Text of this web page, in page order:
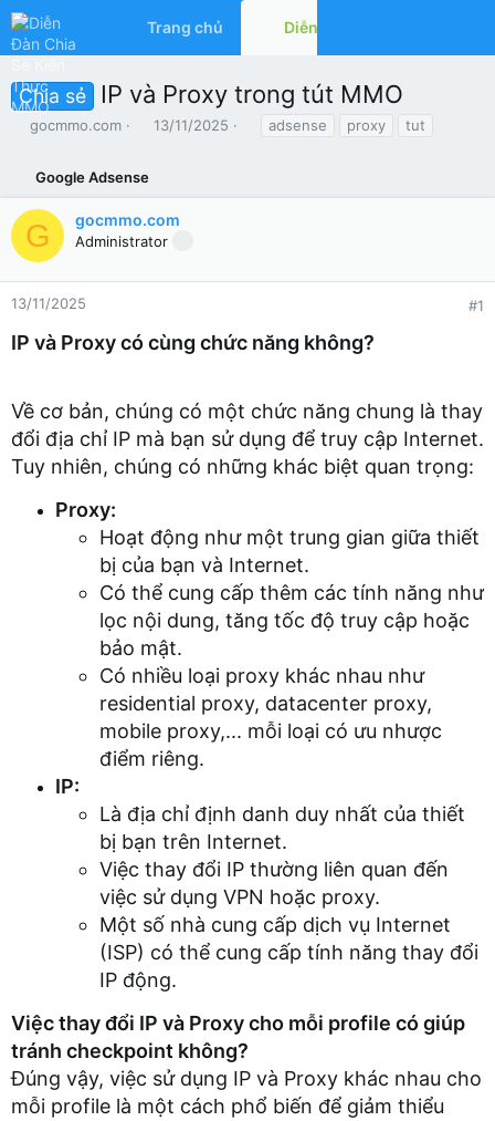
Trang chủ Diễn đàn
Chia sẻ IP và Proxy trong tút MMO
T
e
a
d
s
t
a
r
e
gocmmo.com
N
g
ử
i
13/11/2025
ó
adsense proxy tut
Google Adsense
G gocmmo.com
Administrator
13/11/2025 #1
IP và Proxy có cùng chức năng không?
Về cơ bản, chúng có một chức năng chung là thay
đổi địa chỉ IP mà bạn sử dụng để truy cập Internet.
Tuy nhiên, chúng có những khác biệt quan trọng:
Proxy:
Hoạt động như một trung gian giữa thiết
bị của bạn và Internet.
Có thể cung cấp thêm các tính năng như
lọc nội dung, tăng tốc độ truy cập hoặc
bảo mật.
Có nhiều loại proxy khác nhau như
residential proxy, datacenter proxy,
mobile proxy,... mỗi loại có ưu nhược
điểm riêng.
IP:
Là địa chỉ định danh duy nhất của thiết
bị bạn trên Internet.
Việc thay đổi IP thường liên quan đến
việc sử dụng VPN hoặc proxy.
Một số nhà cung cấp dịch vụ Internet
(ISP) có thể cung cấp tính năng thay đổi
IP động.
Việc thay đổi IP và Proxy cho mỗi profile có giúp
tránh checkpoint không?
Đúng vậy, việc sử dụng IP và Proxy khác nhau cho
mỗi profile là một cách phổ biến để giảm thiểu